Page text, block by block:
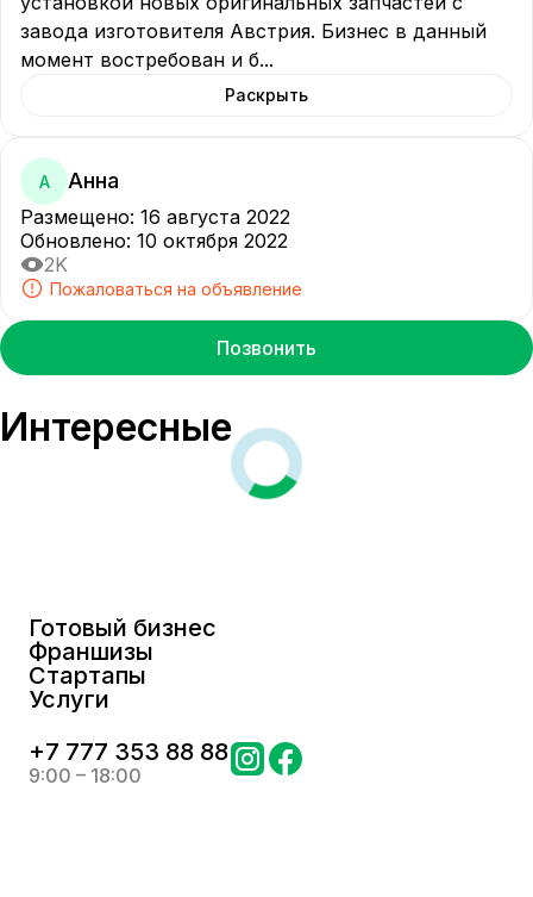
завода изготовителя Австрия. Бизнес в данный
момент востребован и б...
Раскрыть
А Анна
Размещено: 16 августа 2022
Обновлено: 10 октября 2022
2K
Пожаловаться на объявление
Позвонить
Интересные
Готовый бизнес
Франшизы
Стартапы
Услуги
+7 777 353 88 88
9:00 – 18:00